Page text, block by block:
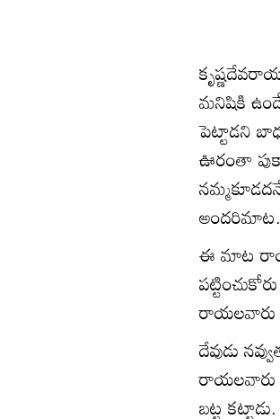
మనిషికి ఉండే
పెట్టాడని
ఊరంతా
అందరిమాట.
ఈ మాట
రాయలవారు
దేవుడు
రాయలవారు
బట్ట